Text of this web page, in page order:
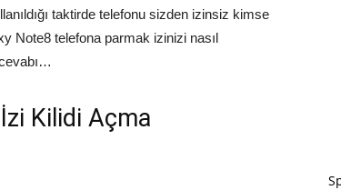
taktirde telefonu sizden izinsiz kimse
Note8 telefona parmak izinizi nasıl
Kilidi Açma